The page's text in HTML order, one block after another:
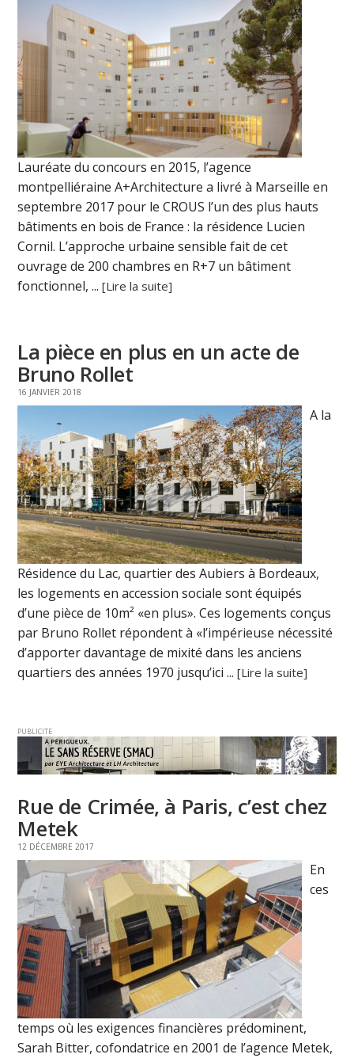
Lauréate du concours en 2015, l’agence
montpelliéraine A+Architecture a livré à Marseille en
septembre 2017 pour le CROUS l’un des plus hauts
bâtiments en bois de France : la résidence Lucien
Cornil. L’approche urbaine sensible fait de cet
ouvrage de 200 chambres en R+7 un bâtiment
fonctionnel, ...[Lire la suite]
La pièce en plus en un acte de
Bruno Rollet
16 JANVIER 2018
A la
Résidence du Lac, quartier des Aubiers à Bordeaux,
les logements en accession sociale sont équipés
d’une pièce de 10m² «en plus». Ces logements conçus
par Bruno Rollet répondent à «l’impérieuse nécessité
d’apporter davantage de mixité dans les anciens
quartiers des années 1970 jusqu’ici ...[Lire la suite]
PUBLICITE
Rue de Crimée, à Paris, c’est chez
Metek
12 DÉCEMBRE 2017
En
ces
temps où les exigences financières prédominent,
Sarah Bitter, cofondatrice en 2001 de l’agence Metek,